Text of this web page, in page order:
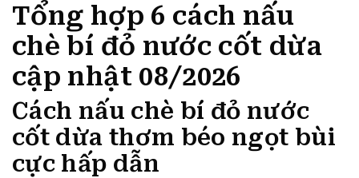
Tổng hợp 6 cách nấu
chè bí đỏ nước cốt dừa
cập nhật 08/2026
Cách nấu chè bí đỏ nước
cốt dừa thơm béo ngọt bùi
cực hấp dẫn